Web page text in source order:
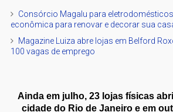
Consórcio Magalu para
econômica para renovar e decorar sua
Magazine Luiza abre lojas em Belford
100 vagas de emprego
Ainda em julho, 23 lojas físicas
cidade do Rio de Janeiro e em